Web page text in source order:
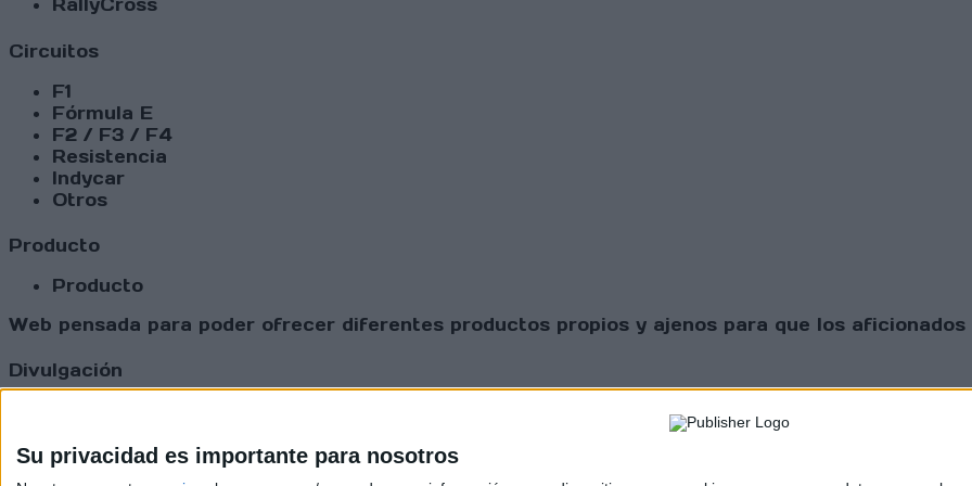
Su privacidad es importante para nosotros
RallyCross
Circuitos
F1
Fórmula E
F2 / F3 / F4
Resistencia
Indycar
Otros
Producto
Producto
Web pensada para poder ofrecer diferentes productos propios y ajenos para que los
Divulgación
Comunicados